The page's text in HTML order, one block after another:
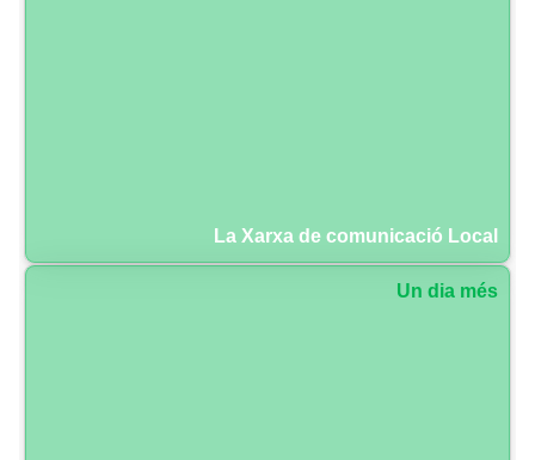
La Xarxa de comunicació Local
Un dia més